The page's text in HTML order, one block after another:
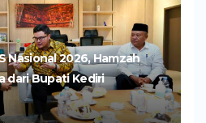
Nasional 2026, Hamzah
dari Bupati Kediri